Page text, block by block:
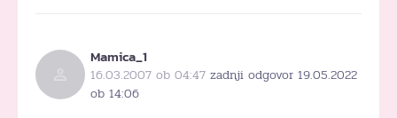
Mamica_1
16.03.2007 ob 04:47 zadnji odgovor 19.05.2022
ob 14:06